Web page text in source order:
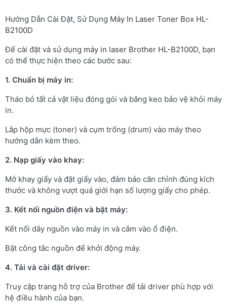
Hướng Dẫn Cài Đặt, Sử Dụng Máy In Laser Toner Box HL-
B2100D
Để cài đặt và sử dụng máy in laser Brother HL-B2100D, bạn
có thể thực hiện theo các bước sau:
1. Chuẩn bị máy in:
Tháo bỏ tất cả vật liệu đóng gói và băng keo bảo vệ khỏi máy
in.​
Lắp hộp mực (toner) và cụm trống (drum) vào máy theo
hướng dẫn kèm theo. ​
2. Nạp giấy vào khay:
Mở khay giấy và đặt giấy vào, đảm bảo căn chỉnh đúng kích
thước và không vượt quá giới hạn số lượng giấy cho phép.​
3. Kết nối nguồn điện và bật máy:
Kết nối dây nguồn vào máy in và cắm vào ổ điện.​
Bật công tắc nguồn để khởi động máy.
4. Tải và cài đặt driver:
Truy cập trang hỗ trợ của Brother để tải driver phù hợp với
hệ điều hành của bạn. ​